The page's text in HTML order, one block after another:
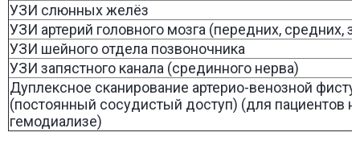
УЗИ слюнных желёз
УЗИ артерий головного мозга (передних, средних,
УЗИ шейного отдела позвоночника
УЗИ запястного канала (срединного нерва)
Дуплексное сканирование артерио-венозной
(постоянный сосудистый доступ) (для пациентов
гемодиализе)